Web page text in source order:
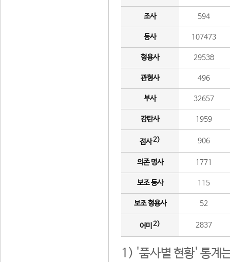
조사 594
동사 107473
형용사 29538
관형사 496
부사 32657
감탄사 1959
접사2) 906
의존 명사 1771
보조 동사 115
보조 형용사 52
어미 2) 2837
1) '품사별 현황' 통계